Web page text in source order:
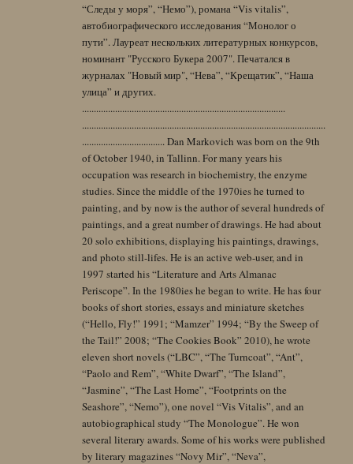
“Следы у моря”, “Немо”), романа “Vis vitalis”,
автобиографического исследования “Монолог о
пути”. Лауреат нескольких литературных конкурсов,
номинант "Русского Букера 2007". Печатался в
журналах "Новый мир", “Нева”, “Крещатик”, “Наша
улица” и других.
......................................................................................
.......................................................................................................
................................... Dan Markovich was born on the 9th
of October 1940, in Tallinn. For many years his
occupation was research in biochemistry, the enzyme
studies. Since the middle of the 1970ies he turned to
painting, and by now is the author of several hundreds of
paintings, and a great number of drawings. He had about
20 solo exhibitions, displaying his paintings, drawings,
and photo still-lifes. He is an active web-user, and in
1997 started his “Literature and Arts Almanac
Periscope”. In the 1980ies he began to write. He has four
books of short stories, essays and miniature sketches
(“Hello, Fly!” 1991; “Mamzer” 1994; “By the Sweep of
the Tail!” 2008; “The Cookies Book” 2010), he wrote
eleven short novels (“LBC”, “The Turncoat”, “Ant”,
“Paolo and Rem”, “White Dwarf”, “The Island”,
“Jasmine”, “The Last Home”, “Footprints on the
Seashore”, “Nemo”), one novel “Vis Vitalis”, and an
autobiographical study “The Monologue”. He won
several literary awards. Some of his works were published
by literary magazines “Novy Mir”, “Neva”,